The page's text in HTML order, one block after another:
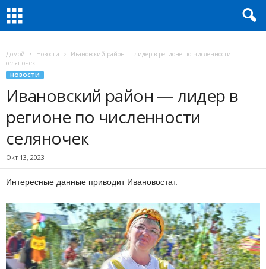
Домой Новости
Ивановский район — лидер в регионе по численности
селяночек
НОВОСТИ
Ивановский район — лидер в
регионе по численности
селяночек
Окт 13, 2023
Интересные данные приводит Ивановостат.